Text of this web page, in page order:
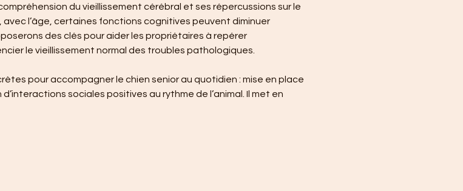
du vieillissement cérébral et ses répercussions sur le
l’âge, certaines fonctions cognitives peuvent diminuer
des clés pour aider les propriétaires à repérer
le vieillissement normal des troubles pathologiques.
pour accompagner le chien senior au quotidien : mise en place
sociales positives au rythme de l’animal. Il met en